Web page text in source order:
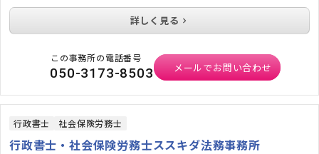
詳しく見る
この事務所の電話番号
050-3173-8503 メールでお問い合わせ
行政書士 社会保険労務士
行政書士・社会保険労務士ススキダ法務事務所